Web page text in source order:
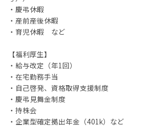
・慶弔休暇
・産前産後休暇
・育児休暇 など
【福利厚生】
・給与改定（年1回）
・在宅勤務手当
・自己啓発、資格取得支援制度
・慶弔見舞金制度
・持株会
・企業型確定拠出年金（401k）など